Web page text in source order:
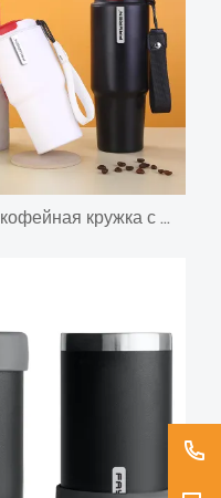
Дорожная кофейная кружка с двойными стенками и изоляцией из нержавеющей стали, с крышкой и ремешком